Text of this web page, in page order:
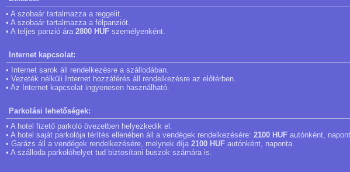
• A szobaár tartalmazza a reggelit.
• A szobaár tartalmazza a félpanziót.
• A teljes panzió ára 2800 HUF személyenként.
Internet kapcsolat:
• Internet sarok áll rendelkezésre a szállodában.
• Vezeték nélküli Internet hozzáférés áll rendelkezésre az előtérben.
• Az Internet kapcsolat ingyenesen használható.
Parkolási lehetőségek:
• A hotel fizető parkoló övezetben helyezkedik el.
• A hotel saját parkolója térítés ellenében áll a vendégek rendelkezésére: 2100 HUF autónként,
• Garázs áll a vendégek rendelkezésére, melynek díja 2100 HUF autónként, naponta.
• A szálloda parkolóhelyet tud biztosítani buszok számára is.